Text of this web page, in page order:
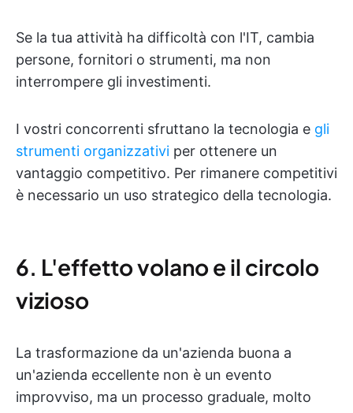
Se la tua attività ha difficoltà con l'IT, cambia
persone, fornitori o strumenti, ma non
interrompere gli investimenti.
I vostri concorrenti sfruttano la tecnologia e gli
strumenti organizzativi per ottenere un
vantaggio competitivo. Per rimanere competitivi
è necessario un uso strategico della tecnologia.
6. L'effetto volano e il circolo
vizioso
La trasformazione da un'azienda buona a
un'azienda eccellente non è un evento
improvviso, ma un processo graduale, molto